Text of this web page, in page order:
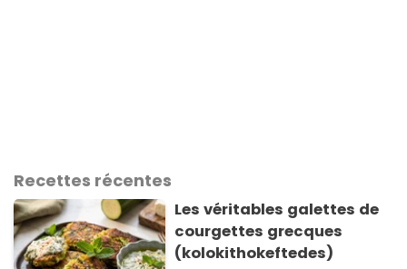
Recettes récentes
Les véritables galettes de
courgettes grecques
(kolokithokeftedes)